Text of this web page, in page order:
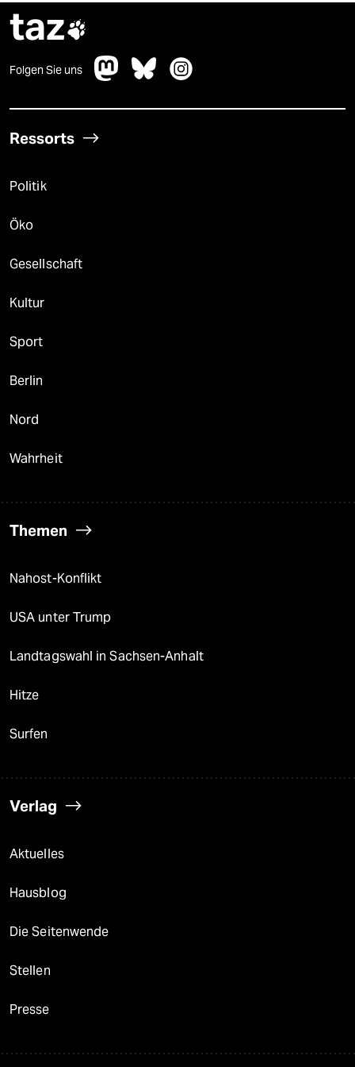
taz
Folgen Sie uns
Ressorts
Politik
Öko
Gesellschaft
Kultur
Sport
Berlin
Nord
Wahrheit
Themen
Nahost-Konflikt
USA unter Trump
Landtagswahl in Sachsen-Anhalt
Hitze
Surfen
Verlag
Aktuelles
Hausblog
Die Seitenwende
Stellen
Presse